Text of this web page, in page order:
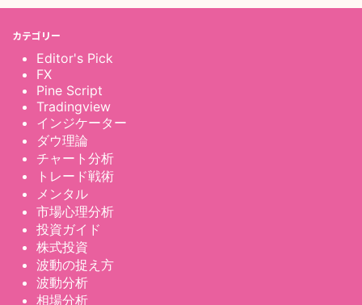
カテゴリー
Editor's Pick
FX
Pine Script
Tradingview
インジケーター
ダウ理論
チャート分析
トレード戦術
メンタル
市場心理分析
投資ガイド
株式投資
波動の捉え方
波動分析
相場分析